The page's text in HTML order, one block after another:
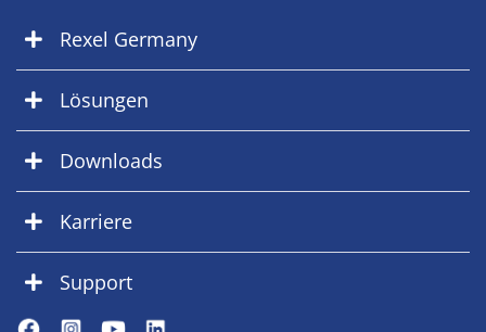
Rexel Germany
Lösungen
Downloads
Karriere
Support